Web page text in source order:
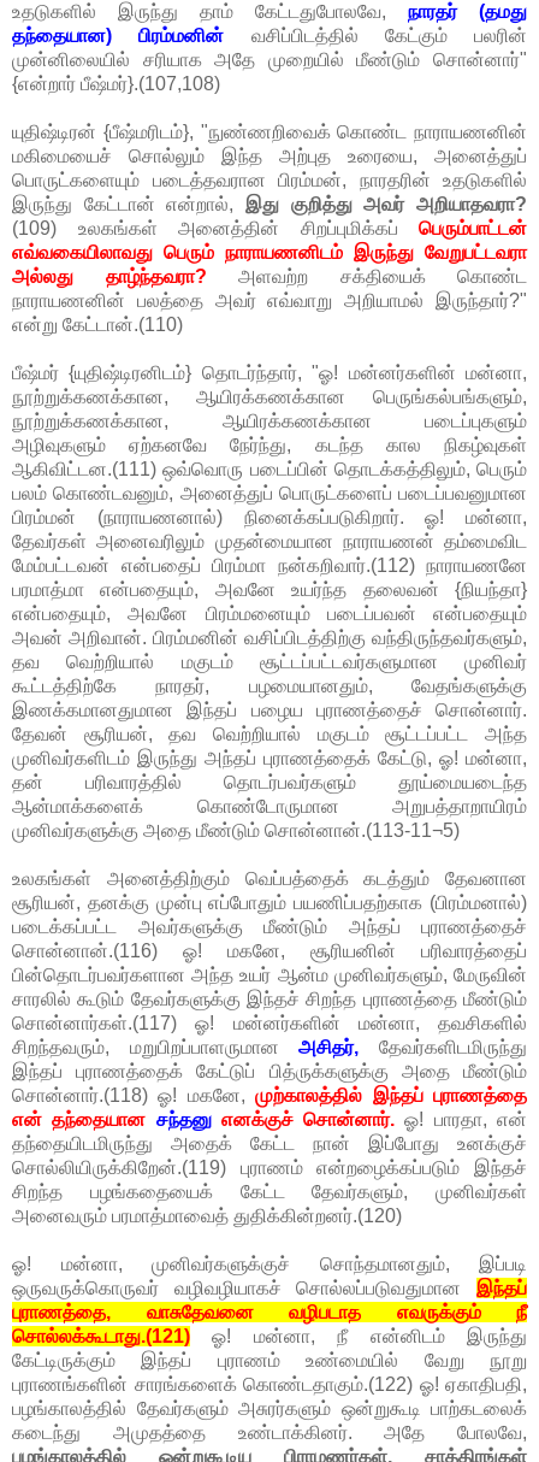
உதடுகளில் இருந்து தாம் கேட்டதுபோலவே, நாரதர் (தமது
தந்தையான) பிரம்மனின் வசிப்பிடத்தில் கேட்கும் பலரின்
முன்னிலையில் சரியாக அதே முறையில் மீண்டும் சொன்னார்"
{என்றார் பீஷ்மர்}.(107,108)
யுதிஷ்டிரன் {பீஷ்மரிடம்}, "நுண்ணறிவைக் கொண்ட நாராயணனின்
மகிமையைச் சொல்லும் இந்த அற்புத உரையை, அனைத்துப்
பொருட்களையும் படைத்தவரான பிரம்மன், நாரதரின் உதடுகளில்
இருந்து கேட்டான் என்றால், இது குறித்து அவர் அறியாதவரா?
(109) உலகங்கள் அனைத்தின் சிறப்புமிக்கப் பெரும்பாட்டன்
எவ்வகையிலாவது பெரும் நாராயணனிடம் இருந்து வேறுபட்டவரா
அல்லது தாழ்ந்தவரா? அளவற்ற சக்தியைக் கொண்ட
நாராயணனின் பலத்தை அவர் எவ்வாறு அறியாமல் இருந்தார்?"
என்று கேட்டான்.(110)
பீஷ்மர் {யுதிஷ்டிரனிடம்} தொடர்ந்தார், "ஓ! மன்னர்களின் மன்னா,
நூற்றுக்கணக்கான, ஆயிரக்கணக்கான பெருங்கல்பங்களும்,
நூற்றுக்கணக்கான, ஆயிரக்கணக்கான படைப்புகளும்
அழிவுகளும் ஏற்கனவே நேர்ந்து, கடந்த கால நிகழ்வுகள்
ஆகிவிட்டன.(111) ஒவ்வொரு படைப்பின் தொடக்கத்திலும், பெரும்
பலம் கொண்டவனும், அனைத்துப் பொருட்களைப் படைப்பவனுமான
பிரம்மன் (நாராயணனால்) நினைக்கப்படுகிறார். ஓ! மன்னா,
தேவர்கள் அனைவரிலும் முதன்மையான நாராயணன் தம்மைவிட
மேம்பட்டவன் என்பதைப் பிரம்மா நன்கறிவார்.(112) நாராயணனே
பரமாத்மா என்பதையும், அவனே உயர்ந்த தலைவன் {நியந்தா}
என்பதையும், அவனே பிரம்மனையும் படைப்பவன் என்பதையும்
அவன் அறிவான். பிரம்மனின் வசிப்பிடத்திற்கு வந்திருந்தவர்களும்,
தவ வெற்றியால் மகுடம் சூட்டப்பட்டவர்களுமான முனிவர்
கூட்டத்திற்கே நாரதர், பழமையானதும், வேதங்களுக்கு
இணக்கமானதுமான இந்தப் பழைய புராணத்தைச் சொன்னார்.
தேவன் சூரியன், தவ வெற்றியால் மகுடம் சூட்டப்பட்ட அந்த
முனிவர்களிடம் இருந்து அந்தப் புராணத்தைக் கேட்டு, ஓ! மன்னா,
தன் பரிவாரத்தில் தொடர்பவர்களும் தூய்மையடைந்த
ஆன்மாக்களைக் கொண்டோருமான அறுபத்தாறாயிரம்
முனிவர்களுக்கு அதை மீண்டும் சொன்னான்.(113-11¬5)
உலகங்கள் அனைத்திற்கும் வெப்பத்தைக் கடத்தும் தேவனான
சூரியன், தனக்கு முன்பு எப்போதும் பயணிப்பதற்காக (பிரம்மனால்)
படைக்கப்பட்ட அவர்களுக்கு மீண்டும் அந்தப் புராணத்தைச்
சொன்னான்.(116) ஓ! மகனே, சூரியனின் பரிவாரத்தைப்
பின்தொடர்பவர்களான அந்த உயர் ஆன்ம முனிவர்களும், மேருவின்
சாரலில் கூடும் தேவர்களுக்கு இந்தச் சிறந்த புராணத்தை மீண்டும்
சொன்னார்கள்.(117) ஓ! மன்னர்களின் மன்னா, தவசிகளில்
சிறந்தவரும், மறுபிறப்பாளருமானஅசிதர், தேவர்களிடமிருந்து
இந்தப் புராணத்தைக் கேட்டுப் பித்ருக்களுக்கு அதை மீண்டும்
சொன்னார்.(118) ஓ! மகனே,முற்காலத்தில் இந்தப் புராணத்தை
என் தந்தையான சந்தனு எனக்குச் சொன்னார். ஓ! பாரதா, என்
தந்தையிடமிருந்து அதைக் கேட்ட நான் இப்போது உனக்குச்
சொல்லியிருக்கிறேன்.(119) புராணம் என்றழைக்கப்படும் இந்தச்
சிறந்த பழங்கதையைக் கேட்ட தேவர்களும், முனிவர்கள்
அனைவரும் பரமாத்மாவைத் துதிக்கின்றனர்.(120)
ஓ! மன்னா, முனிவர்களுக்குச் சொந்தமானதும், இப்படி
ஒருவருக்கொருவர் வழிவழியாகச் சொல்லப்படுவதுமான இந்தப்
புராணத்தை, வாசுதேவனை வழிபடாத எவருக்கும் நீ
சொல்லக்கூடாது.(121) ஓ! மன்னா, நீ என்னிடம் இருந்து
கேட்டிருக்கும் இந்தப் புராணம் உண்மையில் வேறு நூறு
புராணங்களின் சாரங்களைக் கொண்டதாகும்.(122) ஓ! ஏகாதிபதி,
பழங்காலத்தில் தேவர்களும் அசுரர்களும் ஒன்றுகூடி பாற்கடலைக்
கடைந்து அமுதத்தை உண்டாக்கினர். அதே போலவே,
பழங்காலத்தில் ஒன்றுகூடிய பிராமணர்கள், சாத்திரங்கள்